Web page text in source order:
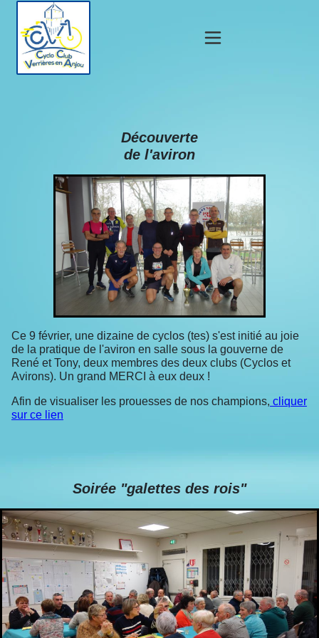
Découverte
de l'aviron
Ce 9 février, une dizaine de cyclos (tes) s'est initié au joie
de la pratique de l'aviron en salle sous la gouverne de
René et Tony, deux membres des deux clubs (Cyclos et
Avirons). Un grand MERCI à eux deux !
Afin de visualiser les prouesses de nos champions, cliquer
sur ce lien
Soirée "galettes des rois"